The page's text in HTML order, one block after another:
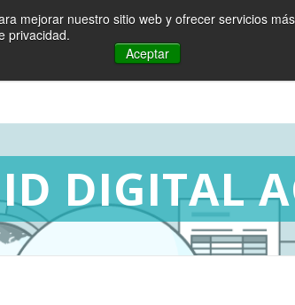
mejorar nuestro sitio web y ofrecer servicios
privacidad.
Aceptar
Inbound Marketing Desarrollo
DIGITAL